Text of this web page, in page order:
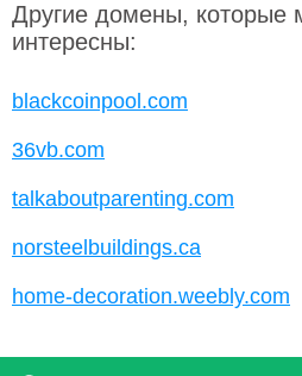
Другие домены, которые
интересны:
blackcoinpool.com
36vb.com
talkaboutparenting.com
norsteelbuildings.ca
home-decoration.weebly.com